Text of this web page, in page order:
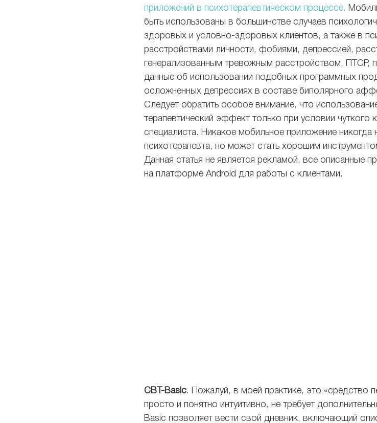
приложений в психотерапевтическом процессе.
быть использованы в большинстве случаев
здоровых и условно-здоровых клиентов, а также в
расстройствами личности, фобиями, депрессией,
генерализованным тревожным расстройством, ПТСР,
данные об использовании подобных программных
осложненных депрессиях в составе биполярного
Следует обратить особое внимание, что
терапевтический эффект только при условии чуткого
специалиста. Никакое мобильное приложение никогда
психотерапевта, но может стать хорошим
Данная статья не является рекламой, все описанные
на платформе Android для работы с клиентами.
CBT-Basic. Пожалуй, в моей практике, это «средство
просто и понятно интуитивно, не требует
Basic позволяет вести свой дневник, включающий